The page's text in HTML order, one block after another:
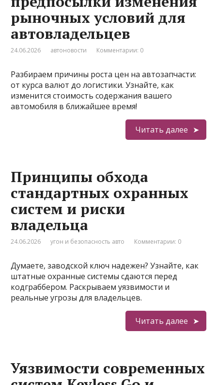
рыночных условий для
автовладельцев
24.06.2026 автоновости Комментарии: 0
Разбираем причины роста цен на автозапчасти:
от курса валют до логистики. Узнайте, как
изменится стоимость содержания вашего
автомобиля в ближайшее время!
Читать далее
Принципы обхода
стандартных охранных
систем и риски
владельца
24.06.2026 угон и безопасность авто Комментарии: 0
Думаете, заводской ключ надежен? Узнайте, как
штатные охранные системы сдаются перед
кодграббером. Раскрываем уязвимости и
реальные угрозы для владельцев.
Читать далее
Уязвимости современных